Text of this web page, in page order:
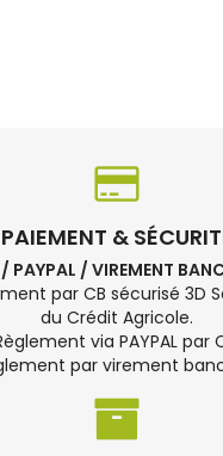
PAIEMENT &
PAYPAL / VIREMENT
par CB sécurisé 3D
du Crédit Agricole.
via PAYPAL par
par virement